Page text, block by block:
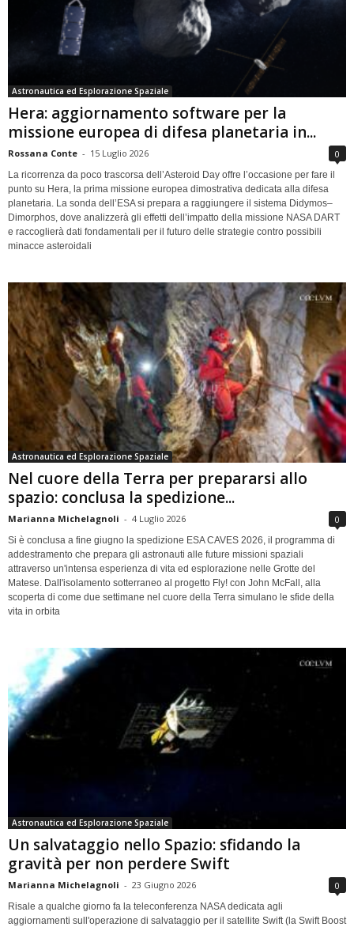
Astronautica ed Esplorazione Spaziale
Hera: aggiornamento software per la
missione europea di difesa planetaria in...
Rossana Conte - 15 Luglio 2026 0
La ricorrenza da poco trascorsa dell’Asteroid Day offre l’occasione per fare il
punto su Hera, la prima missione europea dimostrativa dedicata alla difesa
planetaria. La sonda dell’ESA si prepara a raggiungere il sistema Didymos–
Dimorphos, dove analizzerà gli effetti dell’impatto della missione NASA DART
e raccoglierà dati fondamentali per il futuro delle strategie contro possibili
minacce asteroidali
Astronautica ed Esplorazione Spaziale
Nel cuore della Terra per prepararsi allo
spazio: conclusa la spedizione...
Marianna Michelagnoli - 4 Luglio 2026 0
Si è conclusa a fine giugno la spedizione ESA CAVES 2026, il programma di
addestramento che prepara gli astronauti alle future missioni spaziali
attraverso un'intensa esperienza di vita ed esplorazione nelle Grotte del
Matese. Dall'isolamento sotterraneo al progetto Fly! con John McFall, alla
scoperta di come due settimane nel cuore della Terra simulano le sfide della
vita in orbita
Astronautica ed Esplorazione Spaziale
Un salvataggio nello Spazio: sfidando la
gravità per non perdere Swift
Marianna Michelagnoli - 23 Giugno 2026 0
Risale a qualche giorno fa la teleconferenza NASA dedicata agli
aggiornamenti sull'operazione di salvataggio per il satellite Swift (la Swift Boost